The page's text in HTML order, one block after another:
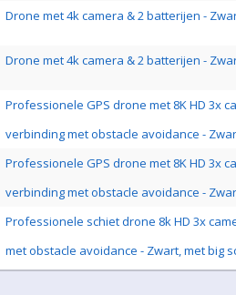
Drone met 4k camera & 2 batterijen -
Drone met 4k camera & 2 batterijen -
Professionele GPS drone met 8K HD 3x
verbinding met obstacle avoidance -
Professionele GPS drone met 8K HD 3x
verbinding met obstacle avoidance -
Professionele schiet drone 8k HD 3x
met obstacle avoidance - Zwart, met big